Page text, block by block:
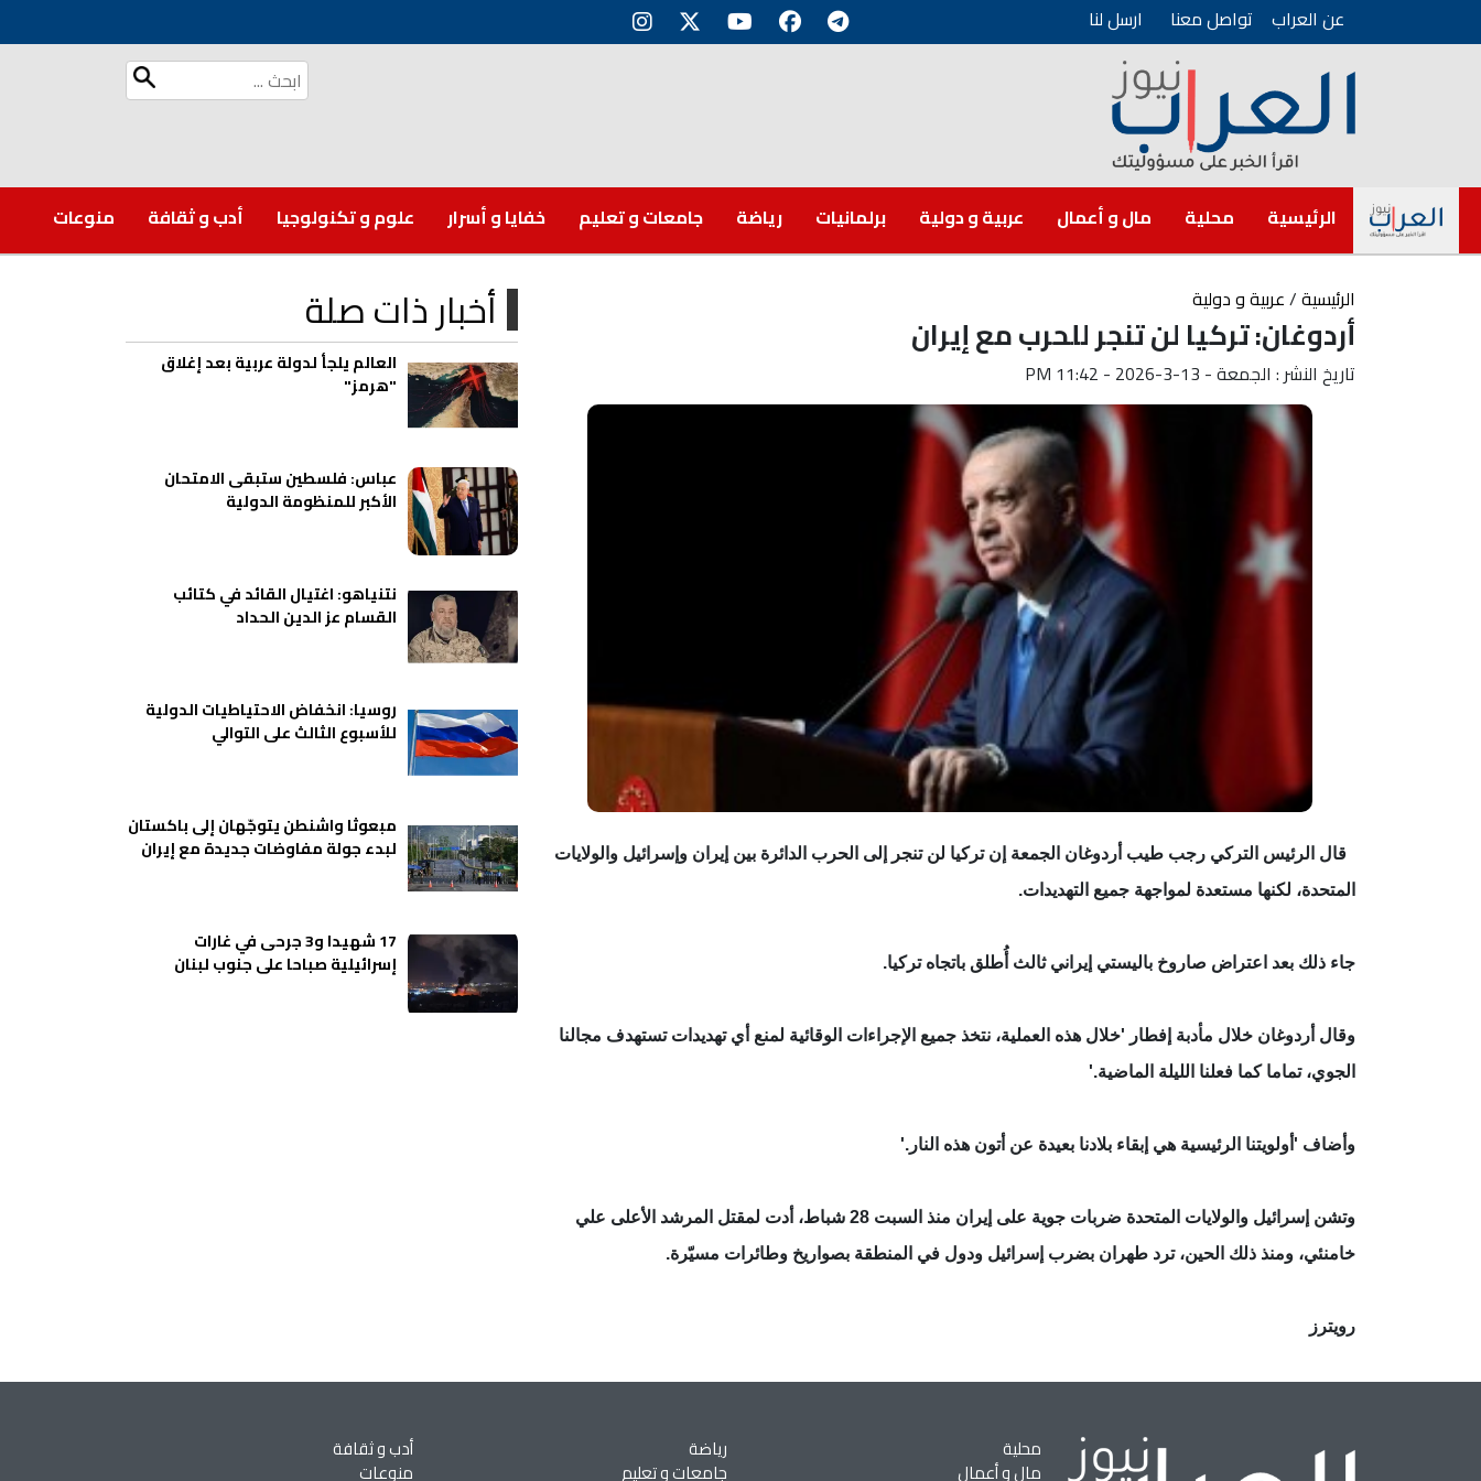
عن العراب تواصل معنا ارسل لنا
الرئيسية محلية مال و أعمال عربية و دولية برلمانيات رياضة جامعات و تعليم خفايا و أسرار علوم و تكنولوجيا أدب و ثقافة منوعات
الرئيسية/عربية و دولية
أردوغان: تركيا لن تنجر للحرب مع إيران
تاريخ النشر : الجمعة - 13-3-2026 - 11:42 PM
قال الرئيس التركي رجب طيب أردوغان الجمعة إن تركيا لن تنجر إلى الحرب الدائرة بين إيران وإسرائيل والولايات
المتحدة، لكنها مستعدة لمواجهة جميع التهديدات.
جاء ذلك بعد اعتراض صاروخ باليستي إيراني ثالث أُطلق باتجاه تركيا.
وقال أردوغان خلال مأدبة إفطار 'خلال هذه العملية، نتخذ جميع الإجراءات الوقائية لمنع أي تهديدات تستهدف مجالنا
الجوي، تماما كما فعلنا الليلة الماضية.'
وأضاف 'أولويتنا الرئيسية هي إبقاء بلادنا بعيدة عن أتون هذه النار.'
وتشن إسرائيل والولايات المتحدة ضربات جوية على إيران منذ السبت 28 شباط، أدت لمقتل المرشد الأعلى علي
خامنئي، ومنذ ذلك الحين، ترد طهران بضرب إسرائيل ودول في المنطقة بصواريخ وطائرات مسيّرة.
رويترز
أخبار ذات صلة
العالم يلجأ لدولة عربية بعد إغلاق
"هرمز"
عباس: فلسطين ستبقى الامتحان
الأكبر للمنظومة الدولية
نتنياهو: اغتيال القائد في كتائب
القسام عز الدين الحداد
روسيا: انخفاض الاحتياطيات الدولية
للأسبوع الثالث على التوالي
مبعوثا واشنطن يتوجّهان إلى باكستان
لبدء جولة مفاوضات جديدة مع إيران
17 شهيدا و3 جرحى في غارات
إسرائيلية صباحا على جنوب لبنان
محلية
مال و أعمال
رياضة
جامعات و تعليم
أدب و ثقافة
منوعات